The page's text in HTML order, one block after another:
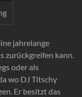
jahrelange
zurückgreifen kann.
oder als
wo DJ Titschy
Er besitzt das